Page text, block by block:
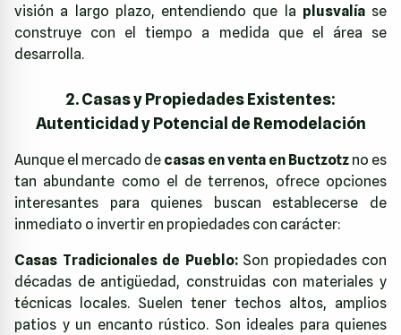
visión a largo plazo, entendiendo que la plusvalíase
construye con el tiempo a medida que el área se
desarrolla.
2. Casas y Propiedades Existentes:
Autenticidad y Potencial de Remodelación
Aunque el mercado de casas en venta en Buctzotz no es
tan abundante como el de terrenos, ofrece opciones
interesantes para quienes buscan establecerse de
inmediato o invertir en propiedades con carácter:
Casas Tradicionales de Pueblo:Son propiedades con
décadas de antigüedad, construidas con materiales y
técnicas locales. Suelen tener techos altos, amplios
patios y un encanto rústico. Son ideales para quienes